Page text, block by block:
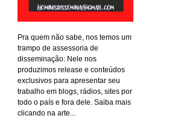
Pra quem não sabe, nos temos um
trampo de assessoria de
disseminação: Nele nos
produzimos release e conteúdos
exclusivos para apresentar seu
trabalho em blogs, rádios, sites por
todo o país e fora dele. Saiba mais
clicando na arte...